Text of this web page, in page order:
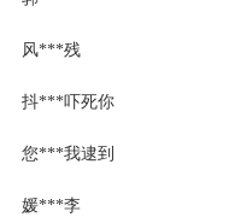
风***残
抖***吓死你
您***我逮到
媛***李